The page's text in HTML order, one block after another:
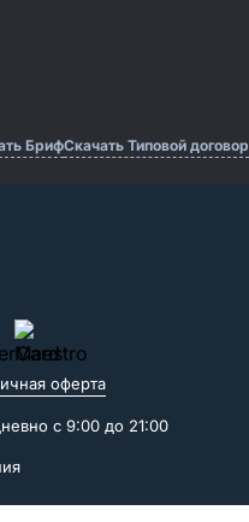
БрифСкачать Типовой договор
оферта
с 9:00 до 21:00